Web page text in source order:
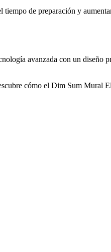
de preparación y
avanzada con un diseño
cómo el Dim Sum